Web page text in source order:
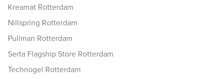
Kreamat Rotterdam
Nillspring Rotterdam
Pullman Rotterdam
Serta Flagship Store Rotterdam
Technogel Rotterdam